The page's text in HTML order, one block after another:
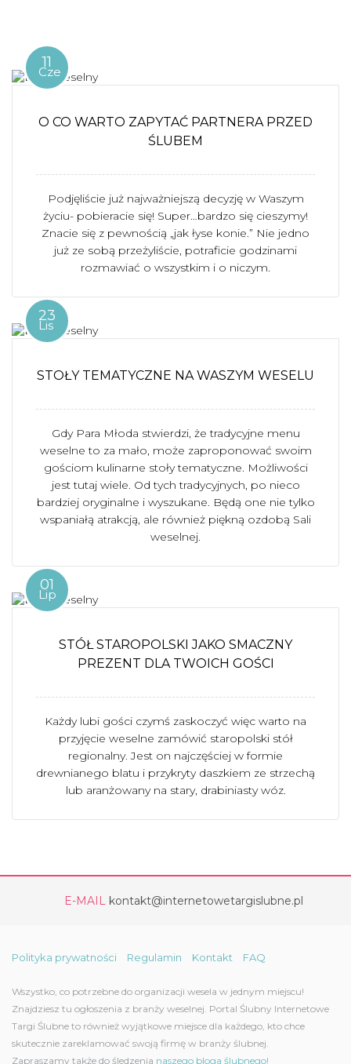
11
Cze
O CO WARTO ZAPYTAĆ PARTNERA PRZED
ŚLUBEM
Podjęliście już najważniejszą decyzję w Waszym
życiu- pobieracie się! Super…bardzo się cieszymy!
Znacie się z pewnością „jak łyse konie.” Nie jedno
już ze sobą przeżyliście, potraficie godzinami
rozmawiać o wszystkim i o niczym.
23
Lis
STOŁY TEMATYCZNE NA WASZYM WESELU
Gdy Para Młoda stwierdzi, że tradycyjne menu
weselne to za mało, może zaproponować swoim
gościom kulinarne stoły tematyczne. Możliwości
jest tutaj wiele. Od tych tradycyjnych, po nieco
bardziej oryginalne i wyszukane. Będą one nie tylko
wspaniałą atrakcją, ale również piękną ozdobą Sali
weselnej.
01
Lip
STÓŁ STAROPOLSKI JAKO SMACZNY
PREZENT DLA TWOICH GOŚCI
Każdy lubi gości czymś zaskoczyć więc warto na
przyjęcie weselne zamówić staropolski stół
regionalny. Jest on najczęściej w formie
drewnianego blatu i przykryty daszkiem ze strzechą
lub aranżowany na stary, drabiniasty wóz.
E-MAIL kontakt@internetowetargislubne.pl
Polityka prywatności Regulamin Kontakt FAQ
Wszystko, co potrzebne do organizacji wesela w jednym miejscu!
Znajdziesz tu ogłoszenia z branży weselnej. Portal Ślubny Internetowe
Targi Ślubne to również wyjątkowe miejsce dla każdego, kto chce
skutecznie zareklamować swoją firmę w branży ślubnej.
Zapraszamy także do śledzenia naszego bloga ślubnego!